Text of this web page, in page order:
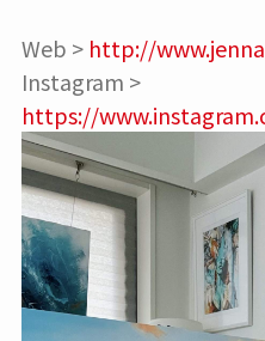
Web > http://
Instagram >
https://